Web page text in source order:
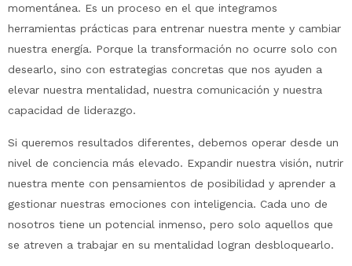
momentánea. Es un proceso en el que integramos
herramientas prácticas para entrenar nuestra mente y cambiar
nuestra energía. Porque la transformación no ocurre solo con
desearlo, sino con estrategias concretas que nos ayuden a
elevar nuestra mentalidad, nuestra comunicación y nuestra
capacidad de liderazgo.
Si queremos resultados diferentes, debemos operar desde un
nivel de conciencia más elevado. Expandir nuestra visión, nutrir
nuestra mente con pensamientos de posibilidad y aprender a
gestionar nuestras emociones con inteligencia. Cada uno de
nosotros tiene un potencial inmenso, pero solo aquellos que
se atreven a trabajar en su mentalidad logran desbloquearlo.